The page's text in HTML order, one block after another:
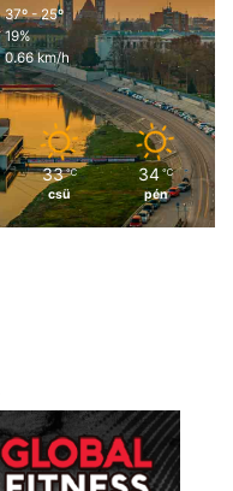
37º - 25º
19%
0.66 km/h
33 ℃
csü
34 ℃
pén